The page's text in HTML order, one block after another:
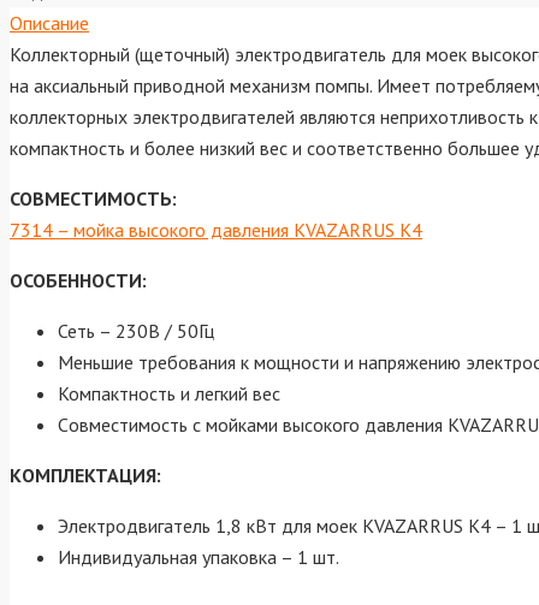
Описание
Коллекторный (щеточный) электродвигатель для моек
на аксиальный приводной механизм помпы. Имеет
коллекторных электродвигателей являются
компактность и более низкий вес и соответственно большее
СОВМЕСТИМОСТЬ:
7314 – мойка высокого давления KVAZARRUS K4
ОСОБЕННОСТИ:
Сеть – 230В / 50Гц
Меньшие требования к мощности и напряжению
Компактность и легкий вес
Cовместимость с мойками высокого давления
КОМПЛЕКТАЦИЯ:
Электродвигатель 1,8 кВт для моек KVAZARRUS K4 – 1
Индивидуальная упаковка – 1 шт.